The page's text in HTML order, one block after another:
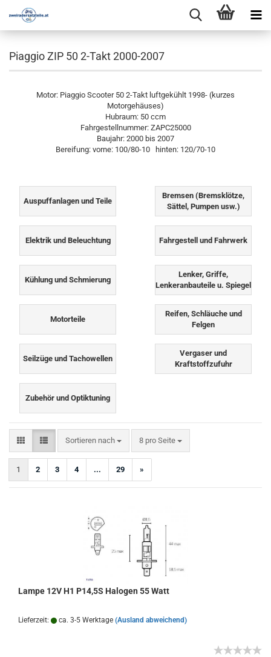
Piaggio ZIP 50 2-Takt 2000-2007
Motor: Piaggio Scooter 50 2-Takt luftgekühlt 1998- (kurzes
Motorgehäuses)
Hubraum: 50 ccm
Fahrgestellnummer: ZAPC25000
Baujahr: 2000 bis 2007
Bereifung: vorne: 100/80-10 hinten: 120/70-10
Auspuffanlagen und Teile
Bremsen (Bremsklötze,
Sättel, Pumpen usw.)
Elektrik und Beleuchtung Fahrgestell und Fahrwerk
Kühlung und Schmierung
Lenker, Griffe,
Lenkeranbauteile u. Spiegel
Motorteile
Reifen, Schläuche und
Felgen
Seilzüge und Tachowellen
Vergaser und
Kraftstoffzufuhr
Zubehör und Optiktuning
Sortieren nach
Sortieren nach 8 pro Seite
pro Seite
1 2 3 4 ... 29 »
Lampe 12V H1 P14,5S Halogen 55 Watt
Lieferzeit: ca. 3-5 Werktage (Ausland abweichend)